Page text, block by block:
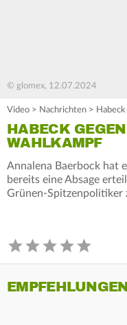
© glomex, 12.07.2024
Video > Nachrichten >
HABECK
WAHLKAMPF
Annalena Baerbock hat
bereits eine Absage
Grünen-Spitzenpolitiker